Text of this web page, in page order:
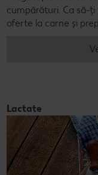
cumpărături. Ca să-
oferte la carne și
Lactate